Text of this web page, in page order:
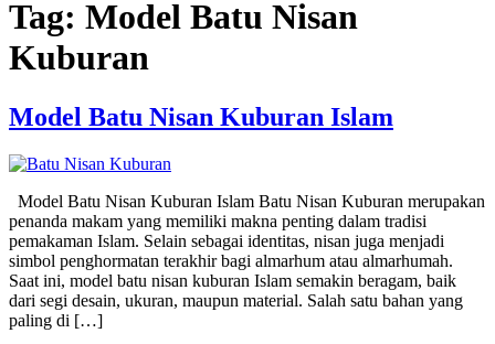
Tag: Model Batu Nisan
Kuburan
Model Batu Nisan Kuburan Islam
Model Batu Nisan Kuburan Islam Batu Nisan Kuburan merupakan
penanda makam yang memiliki makna penting dalam tradisi
pemakaman Islam. Selain sebagai identitas, nisan juga menjadi
simbol penghormatan terakhir bagi almarhum atau almarhumah.
Saat ini, model batu nisan kuburan Islam semakin beragam, baik
dari segi desain, ukuran, maupun material. Salah satu bahan yang
paling di […]